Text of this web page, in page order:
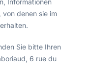
denen sie im
Sie bitte Ihren
6 rue du